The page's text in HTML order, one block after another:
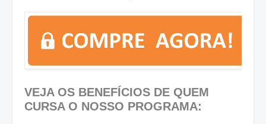
VEJA OS BENEFÍCIOS DE QUEM
CURSA O NOSSO PROGRAMA: